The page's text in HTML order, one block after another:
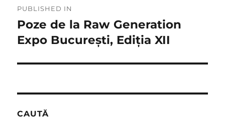
navigation
PUBLISHED IN
Poze de la Raw Generation
Expo București, Ediția XII
CAUTĂ